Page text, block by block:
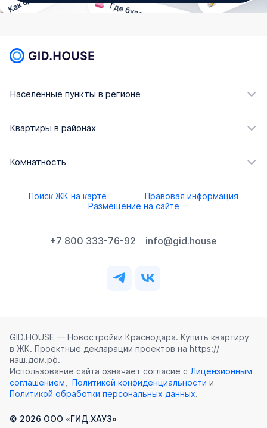
Населённые пункты в регионе
Квартиры в районах
Комнатность
Поиск ЖК на карте
Правовая информация
Размещение на сайте
+7 800 333-76-92 info@gid.house
GID.HOUSE — Новостройки Краснодара. Купить квартиру
в ЖК. Проектные декларации проектов на https://
наш.дом.рф.
Использование сайта означает согласие с Лицензионным
соглашением
Политикой конфиденциальности и
Политикой обработки персональных данных.
© 2026 ООО «ГИД.ХАУЗ»